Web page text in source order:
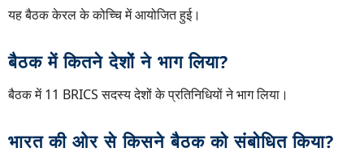
यह बैठक केरल के कोच्चि में आयोजित हुई।
बैठक में कितने देशों ने भाग लिया?
बैठक में 11 BRICS सदस्य देशों के प्रतिनिधियों ने भाग लिया।
भारत की ओर से किसने बैठक को संबोधित किया?